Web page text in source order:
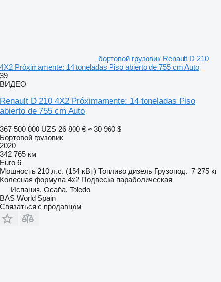
бортовой грузовик Renault D 210
4X2 Próximamente: 14 toneladas Piso abierto de 755 cm Auto
39
ВИДЕО
Renault D 210 4X2 Próximamente: 14 toneladas Piso
abierto de 755 cm Auto
367 500 000 UZS 26 800 € ≈ 30 960 $
Бортовой грузовик
2020
342 765 км
Euro 6
Мощность 210 л.с. (154 кВт) Топливо дизель Грузопод. 7 275 кг
Колесная формула 4x2 Подвеска параболическая
Испания, Ocaña, Toledo
BAS World Spain
Связаться с продавцом